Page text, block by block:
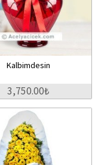
Kalbimdesin
3,750.00₺